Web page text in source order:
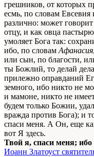
грешников, от которых
есмь, по словам Евсевия
различно: может
отцу, и как овца
умоляет Бога так:
ибо, по словам Афанасия
или сын, по благости,
ты Божлий, то делай
прилежно оправданий
земного, ибо никто не
и мамоне, никто не
будем только Божии,
вражда против Бога); и
спаси меня. А Он, еще
вот Я здесь.
Твой я, спаси меня;
Иоанн Златоуст